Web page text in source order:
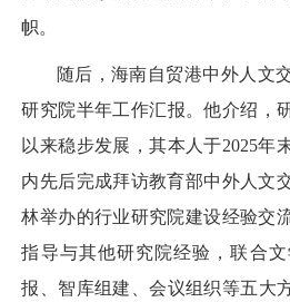
帜。
随后，海南自贸港中外人文
研究院半年工作汇报。他介绍，
以来稳步发展，其本人于2025年
内先后完成拜访教育部中外人文
林举办的行业研究院建设经验交
指导与其他研究院经验，联合
报、智库组建、会议组织等五大